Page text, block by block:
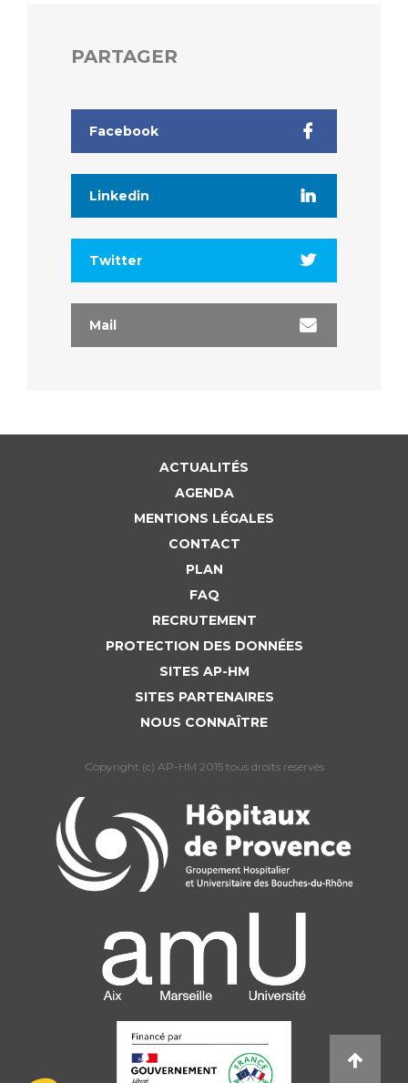
PARTAGER
Facebook
Linkedin
Twitter
Mail
ACTUALITÉS
AGENDA
MENTIONS LÉGALES
CONTACT
PLAN
FAQ
RECRUTEMENT
PROTECTION DES DONNÉES
SITES AP-HM
SITES PARTENAIRES
NOUS CONNAÎTRE
Copyright (c) AP-HM 2015 tous droits reservés